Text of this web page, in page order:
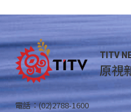
TITV
原視
電話：(02)2788-1600